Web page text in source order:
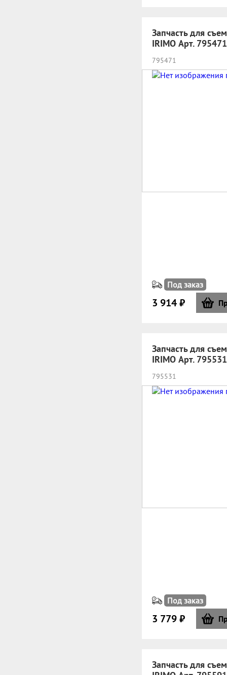
Запчасть для
IRIMO Арт. 795471
795471
Под заказ
3 914 ₽
Запчасть для
IRIMO Арт. 795531
795531
Под заказ
3 779 ₽
Запчасть для